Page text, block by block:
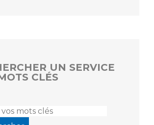
UN SERVICE
CLÉS